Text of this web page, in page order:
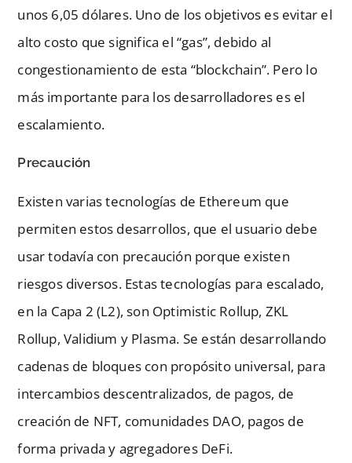
unos 6,05 dólares. Uno de los objetivos es evitar el
alto costo que significa el “gas”, debido al
congestionamiento de esta “blockchain”. Pero lo
más importante para los desarrolladores es el
escalamiento.
Precaución
Existen varias tecnologías de Ethereum que
permiten estos desarrollos, que el usuario debe
usar todavía con precaución porque existen
riesgos diversos. Estas tecnologías para escalado,
en la Capa 2 (L2), son Optimistic Rollup, ZKL
Rollup, Validium y Plasma. Se están desarrollando
cadenas de bloques con propósito universal, para
intercambios descentralizados, de pagos, de
creación de NFT, comunidades DAO, pagos de
forma privada y agregadores DeFi.